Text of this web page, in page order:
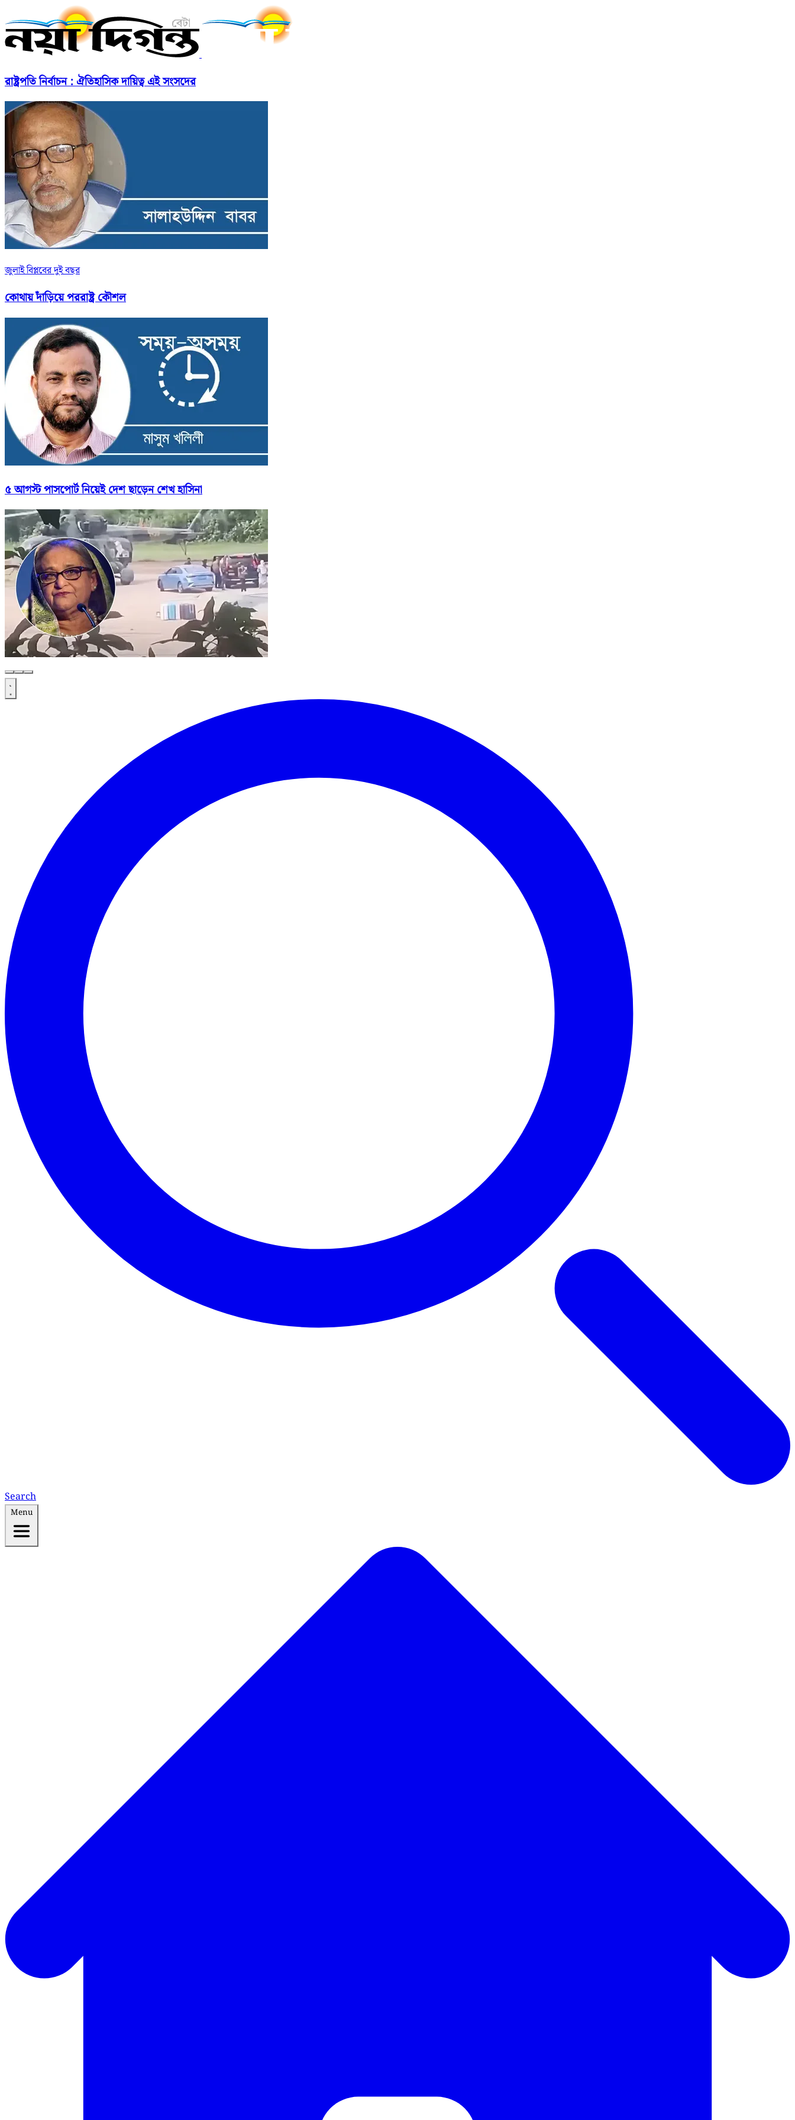
রাষ্ট্রপতি নির্বাচন : ঐতিহাসিক দায়িত্ব এই সংসদের
জুলাই বিপ্লবের দুই বছর
কোথায় দাঁড়িয়ে পররাষ্ট্র কৌশল
৫ আগস্ট পাসপোর্ট নিয়েই দেশ ছাড়েন শেখ হাসিনা
Search
Menu